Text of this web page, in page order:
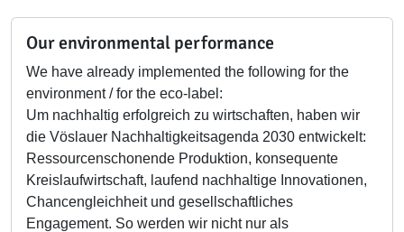
Our environmental performance
We have already implemented the following for the
environment / for the eco-label:
Um nachhaltig erfolgreich zu wirtschaften, haben wir
die Vöslauer Nachhaltigkeitsagenda 2030 entwickelt:
Ressourcenschonende Produktion, konsequente
Kreislaufwirtschaft, laufend nachhaltige Innovationen,
Chancengleichheit und gesellschaftliches
Engagement. So werden wir nicht nur als